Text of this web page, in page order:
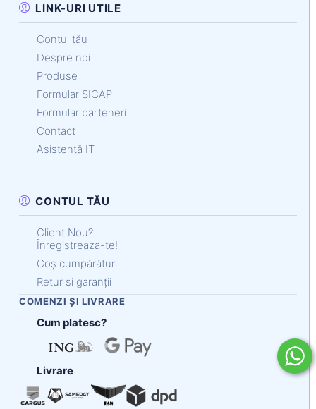
LINK-URI UTILE
Contul tău
Despre noi
Produse
Formular SICAP
Formular parteneri
Contact
Asistență IT
CONTUL TĂU
Client Nou?
Înregistreaza-te!
Coș cumpărături
Retur și garanții
COMENZI ȘI LIVRARE
Cum platesc?
Livrare